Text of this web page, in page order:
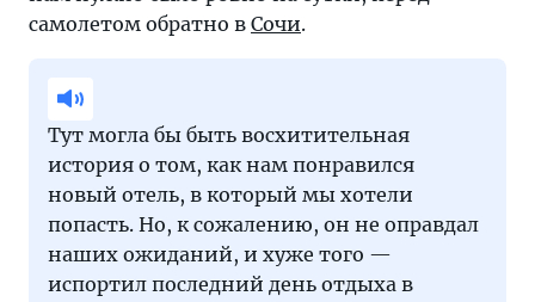
самолетом обратно в Сочи.
Тут могла бы быть восхитительная
история о том, как нам понравился
новый отель, в который мы хотели
попасть. Но, к сожалению, он не оправдал
наших ожиданий, и хуже того —
испортил последний день отдыха в